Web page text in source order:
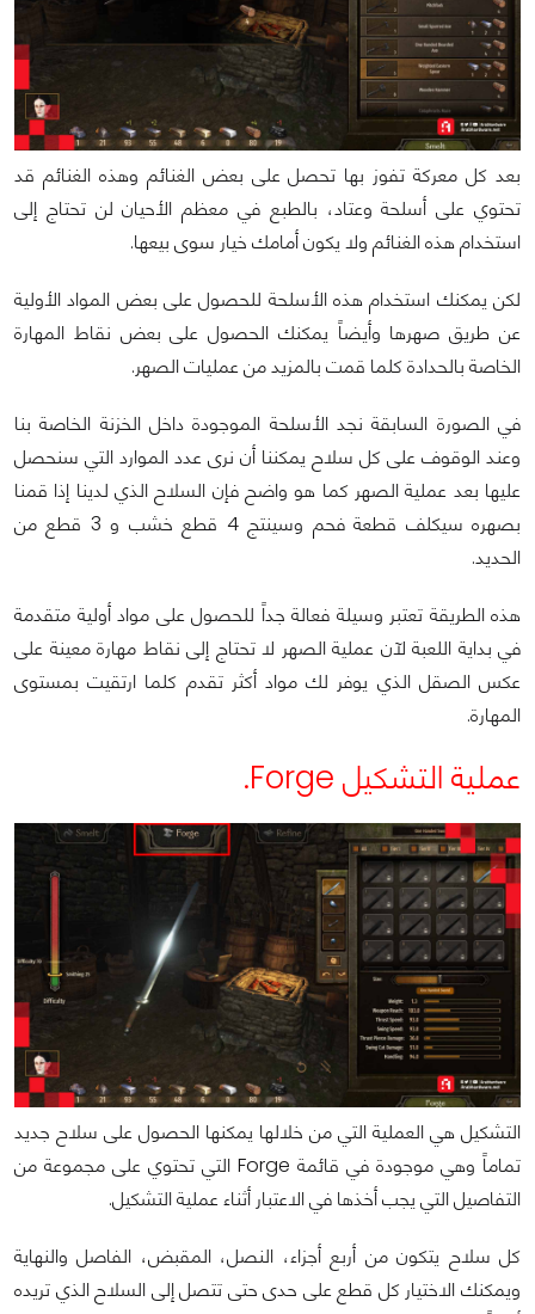
بعد كل معركة تفوز بها تحصل على بعض الغنائم وهذه الغنائم قد
تحتوي على أسلحة وعتاد، بالطبع في معظم الأحيان لن تحتاج إلى
استخدام هذه الغنائم ولا يكون أمامك خيار سوى بيعها.
لكن يمكنك استخدام هذه الأسلحة للحصول على بعض المواد الأولية
عن طريق صهرها وأيضاً يمكنك الحصول على بعض نقاط المهارة
الخاصة بالحدادة كلما قمت بالمزيد من عمليات الصهر.
في الصورة السابقة نجد الأسلحة الموجودة داخل الخزنة الخاصة بنا
وعند الوقوف على كل سلاح يمكننا أن نرى عدد الموارد التي سنحصل
عليها بعد عملية الصهر كما هو واضح فإن السلاح الذي لدينا إذا قمنا
بصهره سيكلف قطعة فحم وسينتج 4 قطع خشب و 3 قطع من
الحديد.
هذه الطريقة تعتبر وسيلة فعالة جداً للحصول على مواد أولية متقدمة
في بداية اللعبة لآن عملية الصهر لا تحتاج إلى نقاط مهارة معينة على
عكس الصقل الذي يوفر لك مواد أكثر تقدم كلما ارتقيت بمستوى
المهارة.
عملية التشكيل Forge.
التشكيل هي العملية التي من خلالها يمكنها الحصول على سلاح جديد
تماماً وهي موجودة في قائمة Forge التي تحتوي على مجموعة من
التفاصيل التي يجب أخذها في الاعتبار أثناء عملية التشكيل.
كل سلاح يتكون من أربع أجزاء، النصل، المقبض، الفاصل والنهاية
ويمكنك الاختيار كل قطع على حدى حتى تتصل إلى السلاح الذي تريده